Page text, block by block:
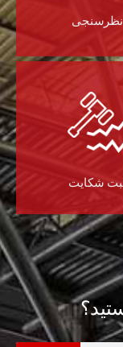
نظرسنجی
شکایت